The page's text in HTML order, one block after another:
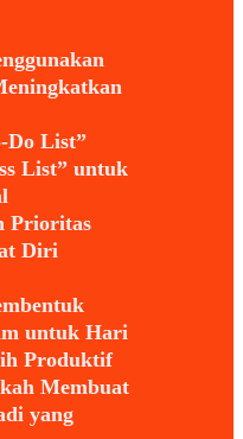
Do List”
List” untuk
Prioritas
Diri
untuk Hari
Produktif
Membuat
yang